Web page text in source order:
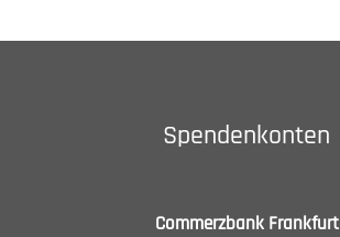
Spendenkonten
Commerzbank Frankfurt